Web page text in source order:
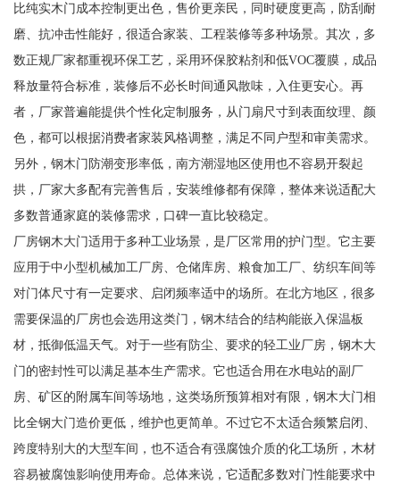
比纯实木门成本控制更出色，售价更亲民，同时硬度更高，防刮耐
磨、抗冲击性能好，很适合家装、工程装修等多种场景。其次，多
数正规厂家都重视环保工艺，采用环保胶粘剂和低VOC覆膜，成品
释放量符合标准，装修后不必长时间通风散味，入住更安心。再
者，厂家普遍能提供个性化定制服务，从门扇尺寸到表面纹理、颜
色，都可以根据消费者家装风格调整，满足不同户型和审美需求。
另外，钢木门防潮变形率低，南方潮湿地区使用也不容易开裂起
拱，厂家大多配有完善售后，安装维修都有保障，整体来说适配大
多数普通家庭的装修需求，口碑一直比较稳定。
厂房钢木大门适用于多种工业场景，是厂区常用的护门型。它主要
应用于中小型机械加工厂房、仓储库房、粮食加工厂、纺织车间等
对门体尺寸有一定要求、启闭频率适中的场所。在北方地区，很多
需要保温的厂房也会选用这类门，钢木结合的结构能嵌入保温板
材，抵御低温天气。对于一些有防尘、要求的轻工业厂房，钢木大
门的密封性可以满足基本生产需求。它也适合用在水电站的副厂
房、矿区的附属车间等场地，这类场所预算相对有限，钢木大门相
比全钢大门造价更低，维护也更简单。不过它不太适合频繁启闭、
跨度特别大的大型车间，也不适合有强腐蚀介质的化工场所，木材
容易被腐蚀影响使用寿命。总体来说，它适配多数对门性能要求中